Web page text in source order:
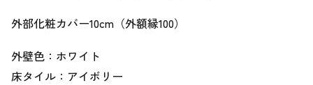
外部化粧カバー10cm（外額縁100）
外壁色：ホワイト
床タイル：アイボリー